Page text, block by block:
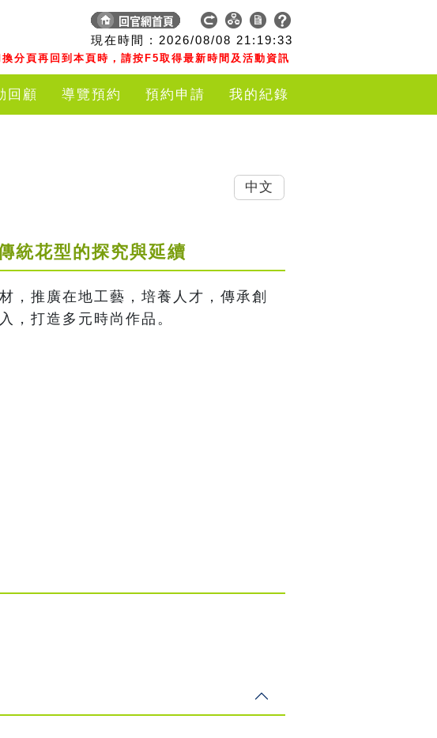
現在時間 : 2026/08/08 21:19:34
換分頁再回到本頁時，請按F5取得最新時間及活動資訊
回顧 導覽預約 預約申請 我的紀錄
統花型的探究與延續
，推廣在地工藝，培養人才，傳承創
，打造多元時尚作品。